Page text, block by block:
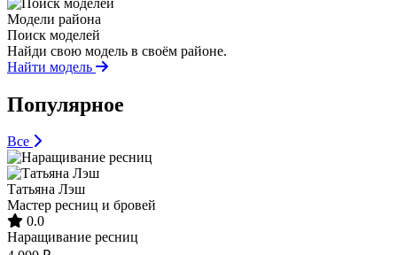
Модели района
Поиск моделей
Найди свою модель в своём районе.
Найти модель
Популярное
Все
Татьяна Лэш
Мастер ресниц и бровей
0.0
Наращивание ресниц